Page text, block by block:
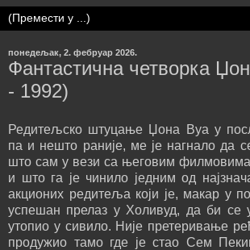
понедељак, 2. фебруар 2026.
Фантастична четворка
- 1992)
Редитељско штуцање Џона Вуа у
па и нешто раније, ме је нагнало да
што сам у вези са његовим
и што га је чинило једним од
акционих редитеља који је, макар у
успешан прелаз у Холивуд, да би се
утопио у сивило. Није претеривање
продужио тамо где је стао Сем